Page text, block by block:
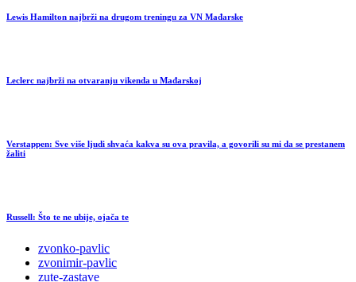
Lewis Hamilton najbrži na drugom treningu za VN Mađarske
Leclerc najbrži na otvaranju vikenda u Mađarskoj
Verstappen: Sve više ljudi shvaća kakva su ova pravila, a govorili su mi da se prestanem
žaliti
Russell: Što te ne ubije, ojača te
zvonko-pavlic
zvonimir-pavlic
zute-zastave